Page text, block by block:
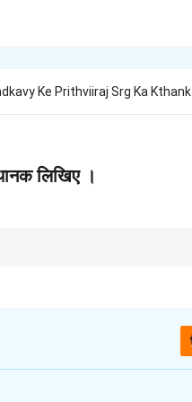
Ke Prithviiraj Srg Ka Kthank
लिखिए ।